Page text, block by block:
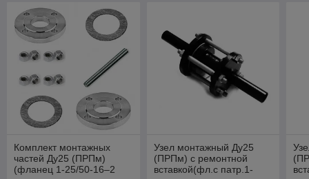
Комплект монтажных
частей Ду25 (ПРПм)
(фланец 1-25/50-16–2
Узел монтажный Ду25
(ПРПм) с ремонтной
вставкой(фл.с патр.1-